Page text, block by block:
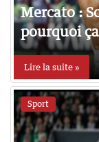
Mercato :
pourquoi
Lire la suite »
Sport